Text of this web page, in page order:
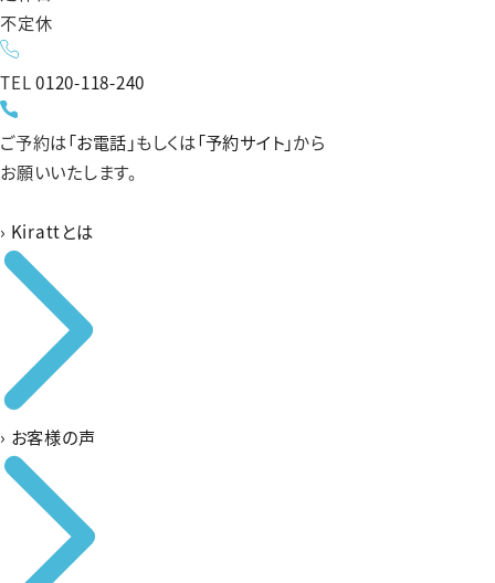
不定休
TEL0120-118-240
ご予約は「お電話」もしくは「予約サイト」から
お願いいたします。
› Kirattとは
› お客様の声